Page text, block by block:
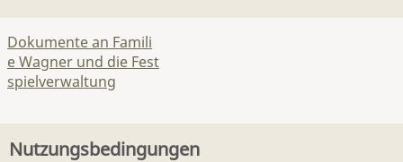
Dokumente an Famili
e Wagner und die Fest
spielverwaltung
Nutzungsbedingungen